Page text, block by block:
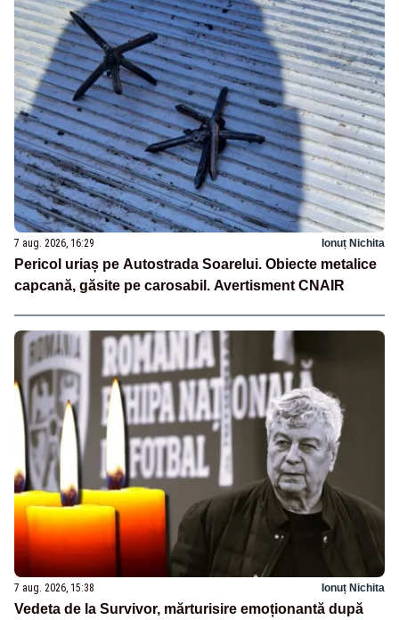
7 aug. 2026, 16:29 Ionuț Nichita
Pericol uriaș pe Autostrada Soarelui. Obiecte metalice
capcană, găsite pe carosabil. Avertisment CNAIR
7 aug. 2026, 15:38 Ionuț Nichita
Vedeta de la Survivor, mărturisire emoționantă după